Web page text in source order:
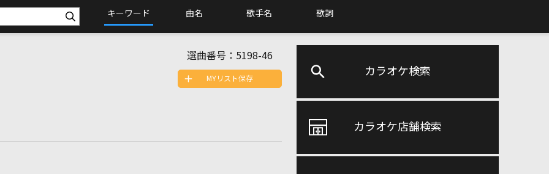
キーワード 曲名 歌手名 歌詞
カラオケ検索
カラオケ店舗検索
選曲番号： 5198-46
MYリスト保存